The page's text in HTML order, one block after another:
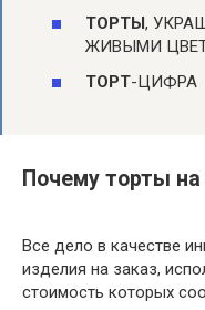
ТОРТЫ,
ЖИВЫМИ
ТОРТ-ЦИФРА
Почему торты на
Все дело в качестве
изделия на заказ,
стоимость которых